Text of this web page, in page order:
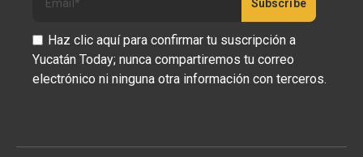
Haz clic aquí para confirmar tu suscripción a
Yucatán Today; nunca compartiremos tu correo
electrónico ni ninguna otra información con terceros.